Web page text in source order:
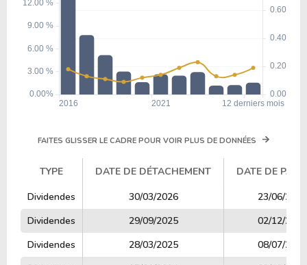
FAITES GLISSER LE CADRE POUR VOIR PLUS DE DONNÉES
TYPE DATE DE DÉTACHEMENT
DATE DE
TYPE
DATE DE DÉTACHEMENT DATE DE
Dividendes 30/03/2026
23/06/2026
Dividendes
29/09/2025
02/12/2025
Dividendes
28/03/2025
08/07/2025